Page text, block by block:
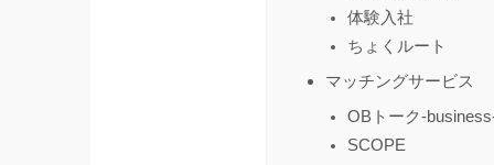
体験入社
ちょくルート
マッチングサービス
OBトーク-
SCOPE